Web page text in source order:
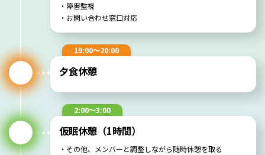
・障害監視
・お問い合わせ窓口対応
19:00～20:00
夕食休憩
2:00～3:00
仮眠休憩（1時間）
・その他、メンバーと調整しながら随時休憩を取る